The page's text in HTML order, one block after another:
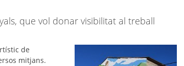
que vol donar visibilitat al treball
de
mitjans.